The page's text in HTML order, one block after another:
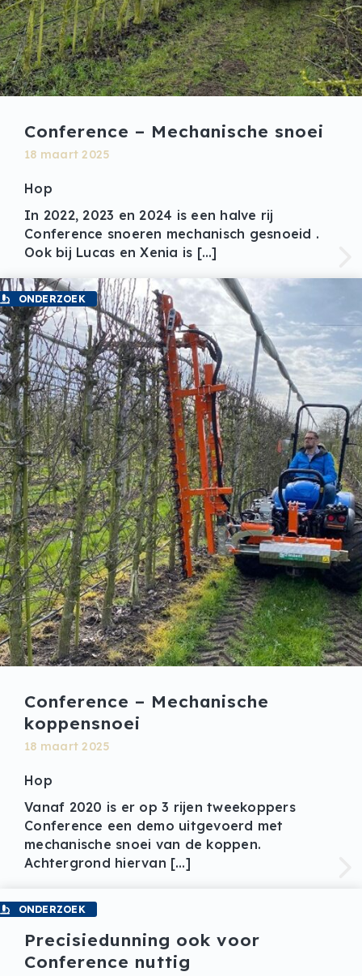
Conference – Mechanische snoei
18 maart 2025
Hop
In 2022, 2023 en 2024 is een halve rij
Conference snoeren mechanisch gesnoeid .
Ook bij Lucas en Xenia is […]
Conference – Mechanische
koppensnoei
18 maart 2025
Hop
Vanaf 2020 is er op 3 rijen tweekoppers
Conference een demo uitgevoerd met
mechanische snoei van de koppen.
Achtergrond hiervan […]
ONDERZOEK
Precisiedunning ook voor
Conference nuttig
ONDERZOEK